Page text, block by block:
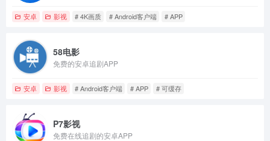
安卓 影视 # 4K画质 # Android客户端 # APP
58电影
免费的安卓追剧APP
安卓 影视 # Android客户端 # APP # 可缓存
P7影视
免费在线追剧的安卓APP